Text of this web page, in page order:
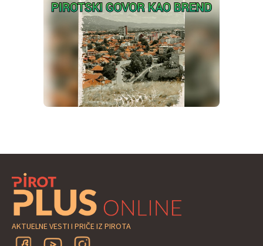
AKTUELNE VESTI I PRIČE IZ PIROTA